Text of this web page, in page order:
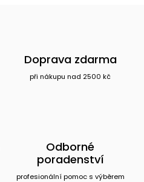
Doprava zdarma
při nákupu nad 2500 kč
Odborné
poradenství
profesionální pomoc s výběrem